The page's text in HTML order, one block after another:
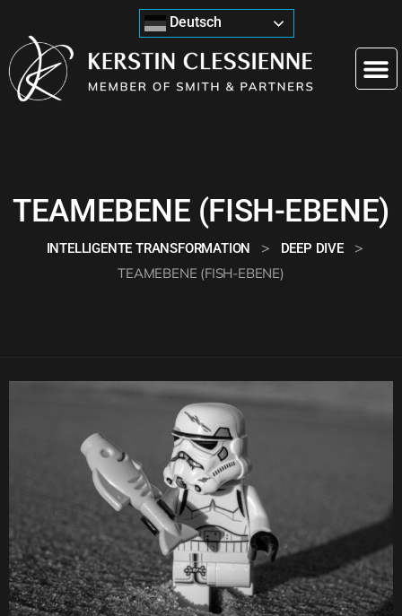
Deutsch
TEAMEBENE (FISH-EBENE)
INTELLIGENTE TRANSFORMATION > DEEP DIVE >
TEAMEBENE (FISH-EBENE)